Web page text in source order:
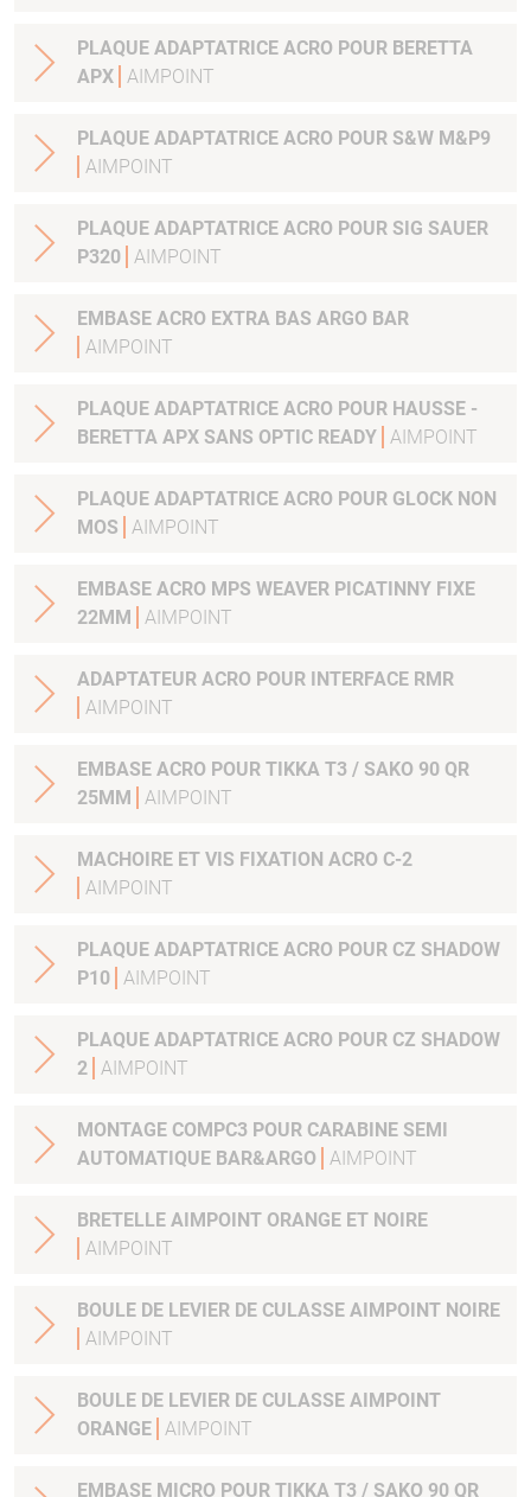
PLAQUE ADAPTATRICE ACRO POUR BERETTA
APX AIMPOINT
PLAQUE ADAPTATRICE ACRO POUR S&W M&P9
AIMPOINT
PLAQUE ADAPTATRICE ACRO POUR SIG SAUER
P320 AIMPOINT
EMBASE ACRO EXTRA BAS ARGO BAR
AIMPOINT
PLAQUE ADAPTATRICE ACRO POUR HAUSSE -
BERETTA APX SANS OPTIC READY AIMPOINT
PLAQUE ADAPTATRICE ACRO POUR GLOCK NON
MOS
AIMPOINT
EMBASE ACRO MPS WEAVER PICATINNY FIXE
22MM
AIMPOINT
ADAPTATEUR ACRO POUR INTERFACE RMR
AIMPOINT
EMBASE ACRO POUR TIKKA T3 / SAKO 90 QR
25MM
AIMPOINT
MACHOIRE ET VIS FIXATION ACRO C-2
AIMPOINT
PLAQUE ADAPTATRICE ACRO POUR CZ SHADOW
P10 AIMPOINT
PLAQUE ADAPTATRICE ACRO POUR CZ SHADOW
2 AIMPOINT
MONTAGE COMPC3 POUR CARABINE SEMI
AUTOMATIQUE BAR&ARGO
AIMPOINT
BRETELLE AIMPOINT ORANGE ET NOIRE
AIMPOINT
BOULE DE LEVIER DE CULASSE AIMPOINT NOIRE
AIMPOINT
BOULE DE LEVIER DE CULASSE AIMPOINT
ORANGE AIMPOINT
EMBASE MICRO POUR TIKKA T3 / SAKO 90 QR